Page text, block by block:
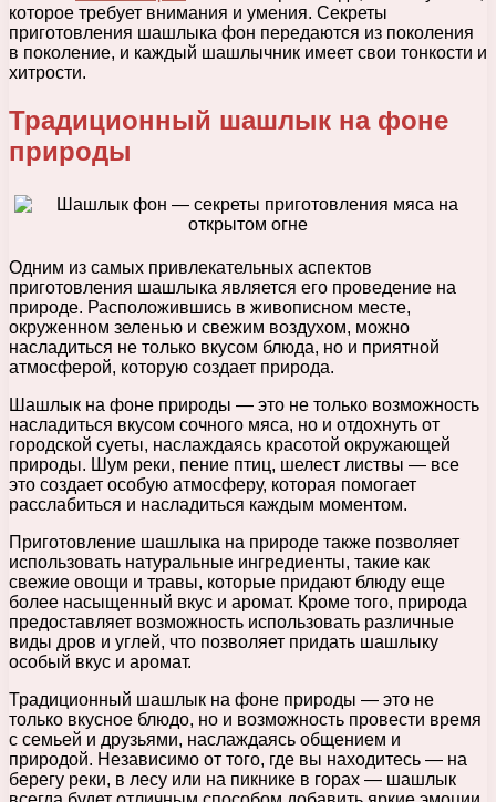
которое требует внимания и умения. Секреты
приготовления шашлыка фон передаются из поколения
в поколение, и каждый шашлычник имеет свои тонкости и
хитрости.
Традиционный шашлык на фоне
природы
Одним из самых привлекательных аспектов
приготовления шашлыка является его проведение на
природе. Расположившись в живописном месте,
окруженном зеленью и свежим воздухом, можно
насладиться не только вкусом блюда, но и приятной
атмосферой, которую создает природа.
Шашлык на фоне природы — это не только возможность
насладиться вкусом сочного мяса, но и отдохнуть от
городской суеты, наслаждаясь красотой окружающей
природы. Шум реки, пение птиц, шелест листвы — все
это создает особую атмосферу, которая помогает
расслабиться и насладиться каждым моментом.
Приготовление шашлыка на природе также позволяет
использовать натуральные ингредиенты, такие как
свежие овощи и травы, которые придают блюду еще
более насыщенный вкус и аромат. Кроме того, природа
предоставляет возможность использовать различные
виды дров и углей, что позволяет придать шашлыку
особый вкус и аромат.
Традиционный шашлык на фоне природы — это не
только вкусное блюдо, но и возможность провести время
с семьей и друзьями, наслаждаясь общением и
природой. Независимо от того, где вы находитесь — на
берегу реки, в лесу или на пикнике в горах — шашлык